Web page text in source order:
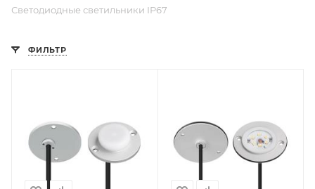
Светодиодные светильники IP67
ФИЛЬТР